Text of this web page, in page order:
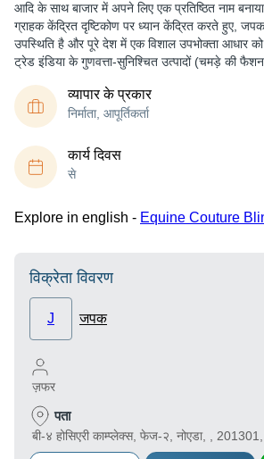
आदि के साथ बाजार में अपने लिए एक प्रतिष्ठित नाम
ग्राहक केंद्रित दृष्टिकोण पर ध्यान केंद्रित करते हुए,
उपस्थिति है और पूरे देश में एक विशाल उपभोक्ता आधार
ट्रेड इंडिया के गुणवत्ता-सुनिश्चित उत्पादों (चमड़े की
व्यापार के प्रकार
निर्माता, आपूर्तिकर्ता
कार्य दिवस
से
Explore in english - Equine Couture
विक्रेता विवरण
J जपक
ज़फर
पता
बी-४ होसिएरी काम्प्लेक्स, फेज-२, नोएडा, ,